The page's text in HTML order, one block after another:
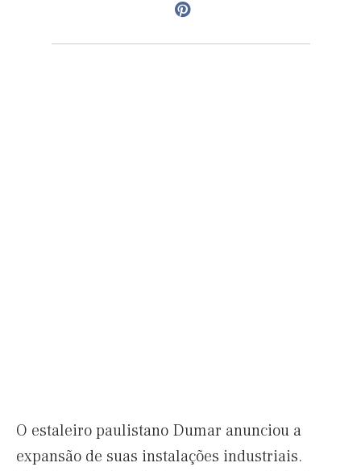
O estaleiro paulistano Dumar anunciou a
expansão de suas instalações industriais.